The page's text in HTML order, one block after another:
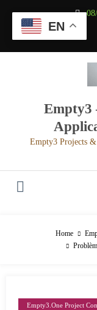
contenu
Empty3
Empty3 Projects
Home
Empty3.one Project
EN